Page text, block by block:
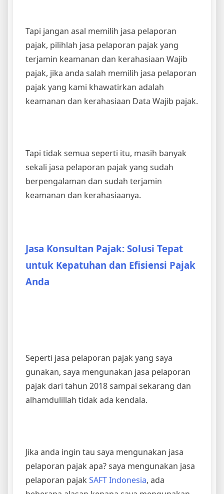
Tapi jangan asal memilih jasa pelaporan
pajak, pilihlah jasa pelaporan pajak yang
terjamin keamanan dan kerahasiaan Wajib
pajak, jika anda salah memilih jasa pelaporan
pajak yang kami khawatirkan adalah
keamanan dan kerahasiaan Data Wajib pajak.
Tapi tidak semua seperti itu, masih banyak
sekali jasa pelaporan pajak yang sudah
berpengalaman dan sudah terjamin
keamanan dan kerahasiaanya.
Jasa Konsultan Pajak: Solusi Tepat
untuk Kepatuhan dan Efisiensi Pajak
Anda
Seperti jasa pelaporan pajak yang saya
gunakan, saya mengunakan jasa pelaporan
pajak dari tahun 2018 sampai sekarang dan
alhamdulillah tidak ada kendala.
Jika anda ingin tau saya mengunakan jasa
pelaporan pajak apa? saya mengunakan jasa
pelaporan pajak SAFT Indonesia, ada